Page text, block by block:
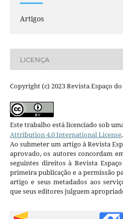
Artigos
LICENÇA
Copyright (c) 2023 Revista Espaço
Este trabalho está licenciado sob
Attribution 4.0 International License.
Ao submeter um artigo à Revista
aprovado, os autores concordam
seguintes direitos à Revista
primeira publicação e a permissão
artigo e seus metadados aos
que seus editores julguem